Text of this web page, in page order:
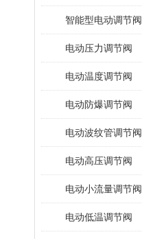
智能型电动调节阀
电动压力调节阀
电动温度调节阀
电动防爆调节阀
电动波纹管调节阀
电动高压调节阀
电动小流量调节阀
电动低温调节阀